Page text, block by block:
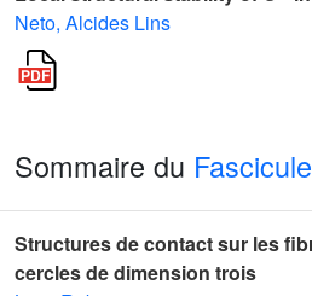
Neto, Alcides Lins
Sommaire du
Structures de contact sur les
cercles de dimension trois